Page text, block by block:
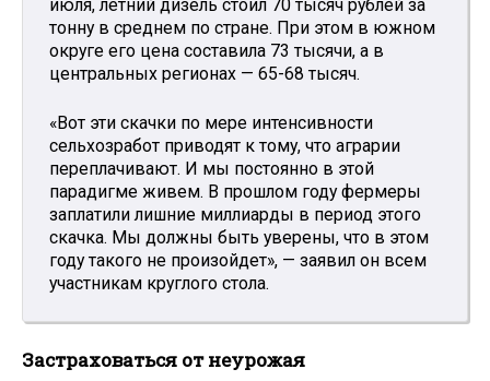
июля, летний дизель стоил 70 тысяч рублей за
тонну в среднем по стране. При этом в южном
округе его цена составила 73 тысячи, а в
центральных регионах — 65-68 тысяч.
«Вот эти скачки по мере интенсивности
сельхозработ приводят к тому, что аграрии
переплачивают. И мы постоянно в этой
парадигме живем. В прошлом году фермеры
заплатили лишние миллиарды в период этого
скачка. Мы должны быть уверены, что в этом
году такого не произойдет», — заявил он всем
участникам круглого стола.
Застраховаться от неурожая